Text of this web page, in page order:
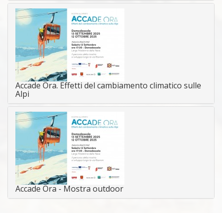
Accade Ora. Effetti del cambiamento climatico sulle
Alpi
Accade Ora - Mostra outdoor